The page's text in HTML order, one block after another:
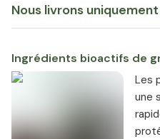
Nous livrons
Ingrédients bioactifs de
Les
une